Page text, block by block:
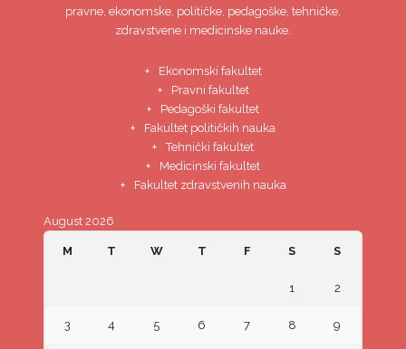
pravne, ekonomske, političke, pedagoške, tehničke,
zdravstvene i medicinske nauke.
Ekonomski fakultet
Pravni fakultet
Pedagoški fakultet
Fakultet političkih nauka
Tehnički fakultet
Medicinski fakultet
Fakultet zdravstvenih nauka
August 2026
M T W T F S S
1 2
3 4 5 6 7 8 9